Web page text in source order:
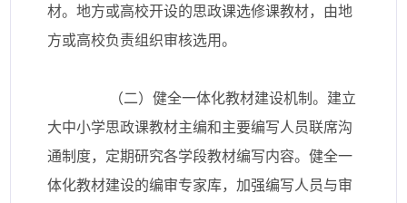
材。地方或高校开设的思政课选修课教材，由地
方或高校负责组织审核选用。
（二）健全一体化教材建设机制。建立
大中小学思政课教材主编和主要编写人员联席沟
通制度，定期研究各学段教材编写内容。健全一
体化教材建设的编审专家库，加强编写人员与审